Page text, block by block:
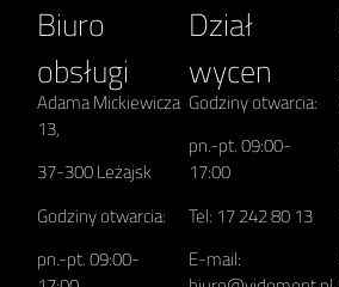
Biuro
obsługi
Adama Mickiewicza
13,
37-300 Leżajsk
Godziny otwarcia:
pn.-pt. 09:00-
Dział
wycen
Godziny otwarcia:
pn.-pt. 09:00-
17:00
Tel: 17 242 80 13
E-mail: